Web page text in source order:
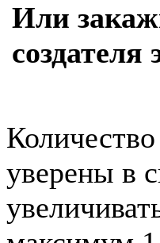
Или
создателя
уверены в